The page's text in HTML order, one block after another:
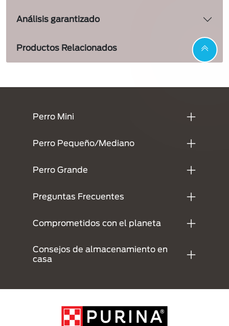
Análisis garantizado
Productos Relacionados
Perro Mini
Perro Pequeño/Mediano
Perro Grande
Preguntas Frecuentes
Comprometidos con el planeta
Consejos de almacenamiento en
casa